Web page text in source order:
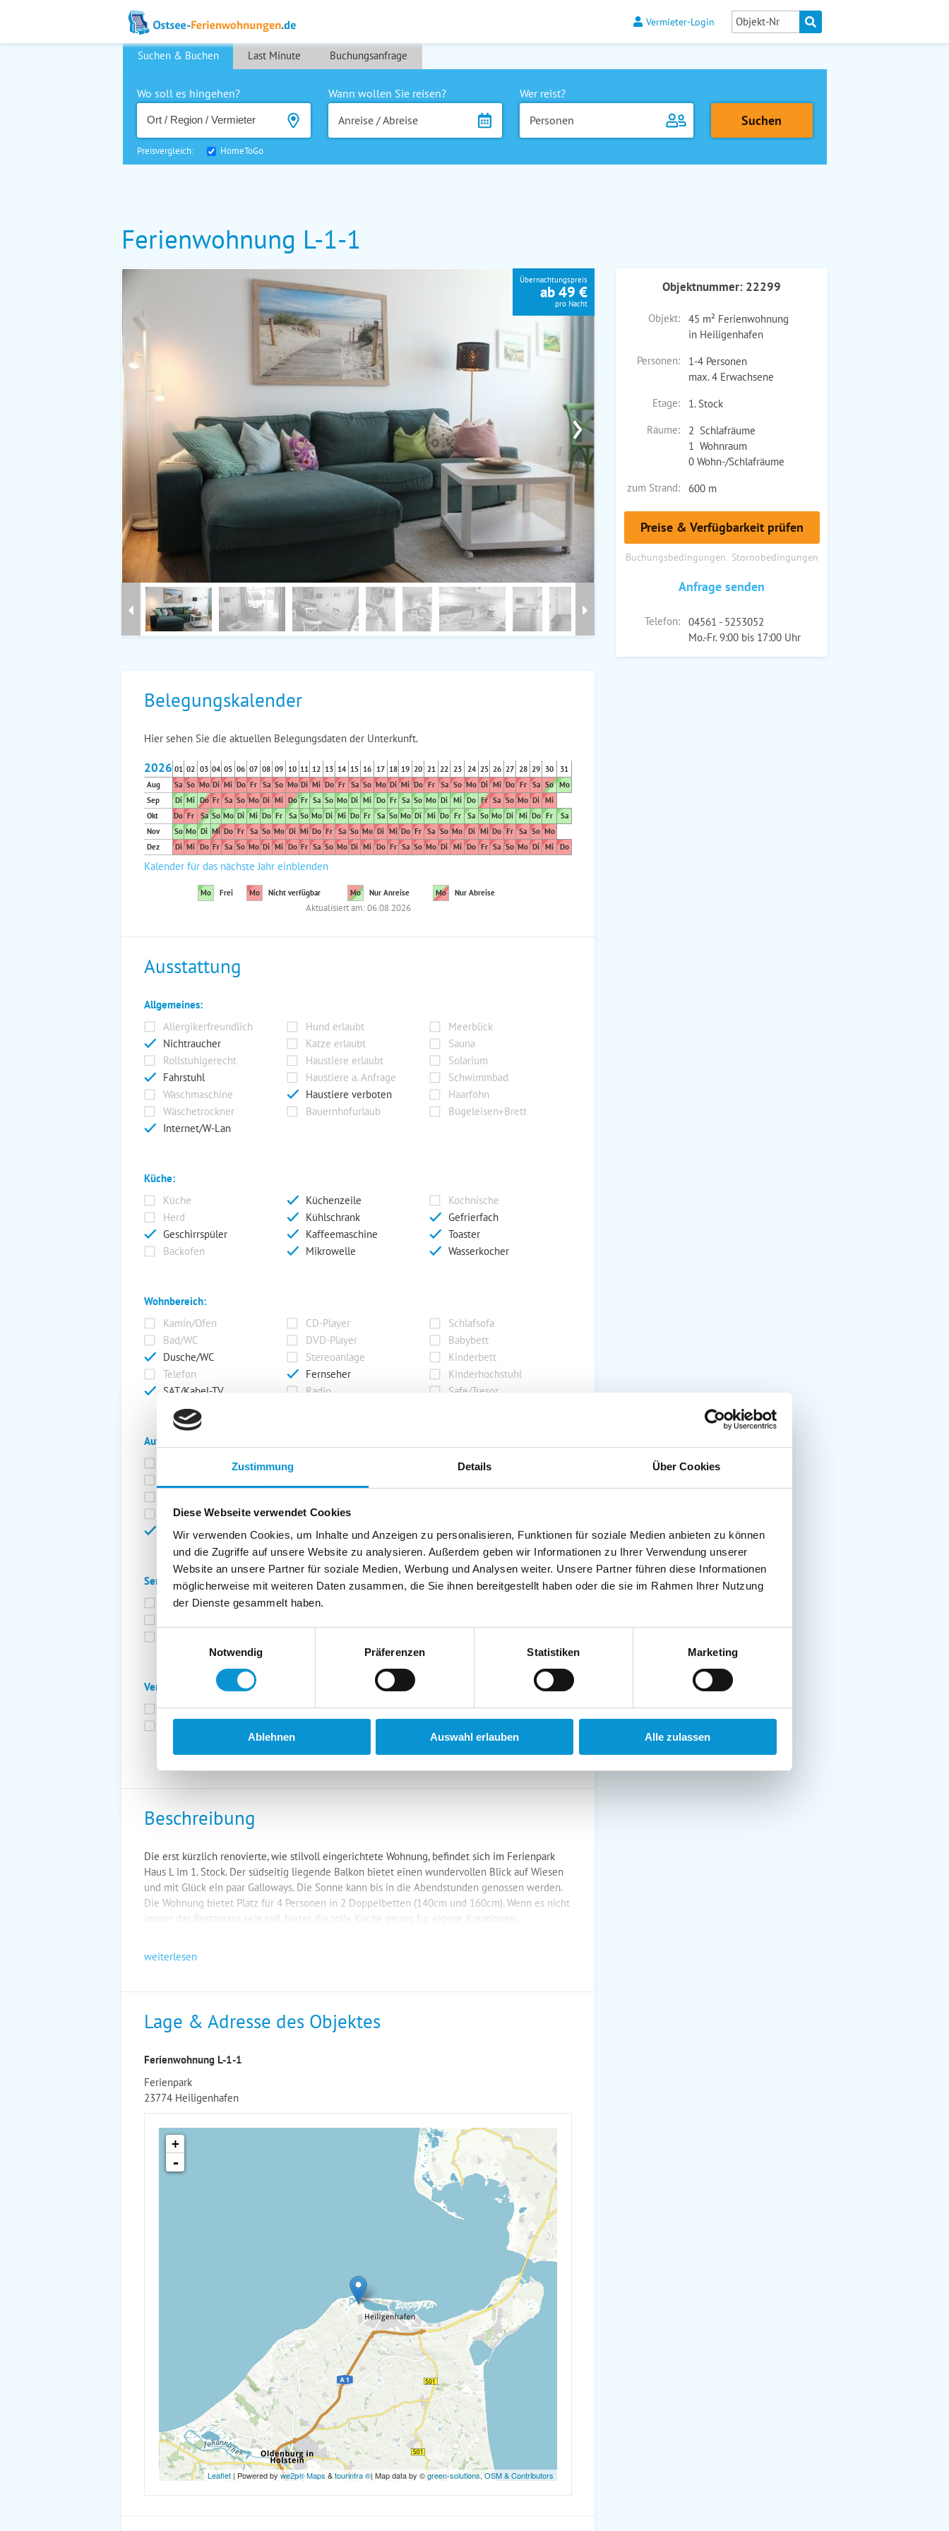
Zustimmung Details Über Cookies
Diese Webseite verwendet Cookies
Wir verwenden Cookies, um Inhalte und Anzeigen zu personalisieren, Funktionen für soziale Medien anbieten zu können
und die Zugriffe auf unsere Website zu analysieren. Außerdem geben wir Informationen zu Ihrer Verwendung unserer
Website an unsere Partner für soziale Medien, Werbung und Analysen weiter. Unsere Partner führen diese Informationen
möglicherweise mit weiteren Daten zusammen, die Sie ihnen bereitgestellt haben oder die sie im Rahmen Ihrer Nutzung
der Dienste gesammelt haben.
Notwendig
Präferenzen Statistiken Marketing
Ablehnen Auswahl erlauben Alle zulassen
Vermieter-Login
Suchen & Buchen Last Minute Buchungsanfrage
Wo soll es hingehen?
Wann wollen Sie reisen?
Anreise / Abreise
Wer reist?
Personen
Preisvergleich: HomeToGo
Ferienwohnung L-1-1
›
Übernachtungspreis
ab 49 €
pro Nacht
Objektnummer: 22299
Objekt:
45 m² Ferienwohnung
in Heiligenhafen
Personen:
1-4 Personen
max. 4 Erwachsene
Etage:
1. Stock
Räume:
2 Schlafräume
1 Wohnraum
0 Wohn-/Schlafräume
zum Strand:
600 m
Preise & Verfügbarkeit prüfen
Buchungsbedingungen Stornobedingungen
Anfrage senden
Telefon:
04561 - 5253052
Mo.-Fr. 9:00 bis 17:00 Uhr
Belegungskalender
Hier sehen Sie die aktuellen Belegungsdaten der Unterkunft.
2026 01 02 03 04 05 06 07 08 09 10 11 12 13 14 15 16 17 18 19 20 21 22 23 24 25 26 27 28 29 30
31
Aug
Sa So Mo Di Mi Do Fr Sa So Mo Di Mi Do Fr Sa So Mo Di Mi Do Fr Sa So Mo Di Mi Do Fr Sa So Mo
Sep
Di Mi Do Fr Sa So Mo Di Mi Do Fr Sa So Mo Di Mi Do Fr Sa So Mo Di Mi Do Fr Sa So Mo Di Mi
Okt
Do Fr Sa So Mo Di Mi Do Fr Sa So Mo Di Mi Do Fr Sa So Mo Di Mi Do Fr Sa So Mo Di Mi Do Fr
Sa
Nov
So Mo Di Mi Do Fr Sa So Mo Di Mi Do Fr Sa So Mo Di Mi Do Fr Sa So Mo Di Mi Do Fr Sa So Mo
Dez
Di Mi Do Fr Sa So Mo Di Mi Do Fr Sa So Mo Di Mi Do Fr Sa So Mo Di Mi Do Fr Sa So Mo Di Mi Do
Kalender für das nächste Jahr einblenden
Mo Frei Mo Nicht verfügbar Mo Nur Anreise Mo Nur Abreise
Aktualisiert am: 06.08.2026
Ausstattung
Allgemeines:
Allergikerfreundlich
Hund erlaubt
Meerblick
Nichtraucher
Katze erlaubt
Sauna
Rollstuhlgerecht
Haustiere erlaubt
Solarium
Fahrstuhl
Haustiere a. Anfrage
Schwimmbad
Waschmaschine
Haustiere verboten
Haarföhn
Wäschetrockner
Bauernhofurlaub
Bügeleisen+Brett
Internet/W-Lan
Küche:
Küche
Küchenzeile
Kochnische
Herd
Kühlschrank
Gefrierfach
Geschirrspüler
Kaffeemaschine
Toaster
Backofen
Mikrowelle Wasserkocher
Wohnbereich:
Kamin/Ofen
CD-Player
Schlafsofa
Bad/WC
DVD-Player
Babybett
Dusche/WC
Stereoanlage
Kinderbett
Telefon
Fernseher
Kinderhochstuhl
SAT/Kabel-TV
Radio Safe/Tresor
Außenanlage:
Garten/Liegewiese
Grill
Terrasse
Kinderspielplatz
Balkon
Abstellraum
Service:
Bettwäsche inkl.
Geschirrtücher inkl.
Verpflegung:
Brötchenservice
Frühstück möglich
Halbpension möglich
Vollpension möglich
Beschreibung
Die erst kürzlich renovierte, wie stilvoll eingerichtete Wohnung, befindet sich im Ferienpark
Haus L im 1. Stock. Der südseitig liegende Balkon bietet einen wundervollen Blick auf Wiesen
und mit Glück ein paar Galloways. Die Sonne kann bis in die Abendstunden genossen werden.
Die Wohnung bietet Platz für 4 Personen in 2 Doppelbetten (140cm und 160cm). Wenn es nicht
immer das Restaurant sein soll, bietet die tolle Küche genug für eigene Kreationen.
weiterlesen
Lage & Adresse des Objektes
Ferienwohnung L-1-1
Ferienpark
23774 Heiligenhafen
+
-
Leaflet | Powered by we2p® Maps &tourinfra ®| Map data by ©green-solutions, OSM & Contributors